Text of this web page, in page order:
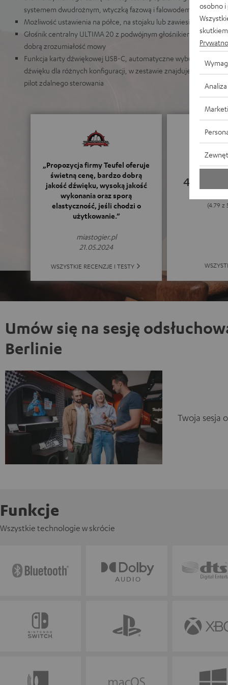
systemem dwudrożnym, wtyczką fazową i falowodem
Możliwość ustawienia na półce, na stojaku lub zawiesić na ścianie
Głośnik centralny ULTIMA 20 z podwójnym głośnikiem
dobrą zrozumiałość mowy
Funkcja karty dźwiękowej USB-C, automatyczne wybudzanie z
dźwięku dla różnych konfiguracji, w zestawie znajduje się kabel
pilot zdalnego sterowania
„Propozycja firmy Teufel oferuje
świetną cenę, bardzo dobrą
jakość dźwięku, wysoką jakość
wykonania oraz sporą
elastyczność, jeśli chodzi o
użytkowanie.”
miastogier.pl
21.05.2024
WSZYSTKIE RECENZJE I TESTY
4.79
(4.79 z
Umów się na sesję
Berlinie
Twoja sesja
Funkcje
Wszystkie technologie w skrócie
osobno
Analiza